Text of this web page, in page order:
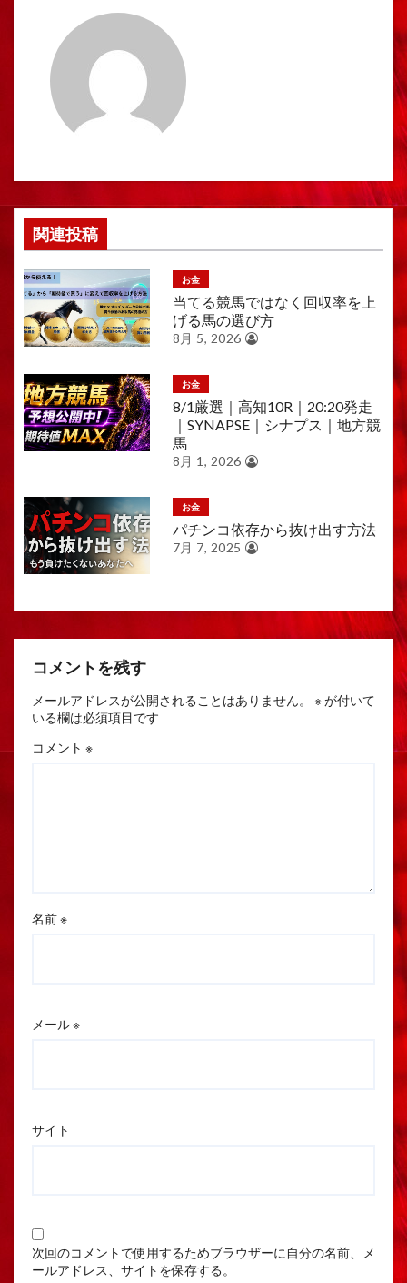
関連投稿
お金
当てる競馬ではなく回収率を上
げる馬の選び方
8月 5, 2026
お金
8/1厳選｜高知10R｜20:20発走
｜SYNAPSE｜シナプス｜地方競
馬
8月 1, 2026
お金
パチンコ依存から抜け出す方法
7月 7, 2025
コメントを残す
メールアドレスが公開されることはありません。 ※が付いて
いる欄は必須項目です
コメント ※
名前※
メール※
サイト
次回のコメントで使用するためブラウザーに自分の名前、メ
ールアドレス、サイトを保存する。